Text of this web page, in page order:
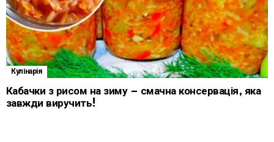
Кулінарія
Кабачки з рисом на зиму – смачна консервація, яка
завжди виручить!